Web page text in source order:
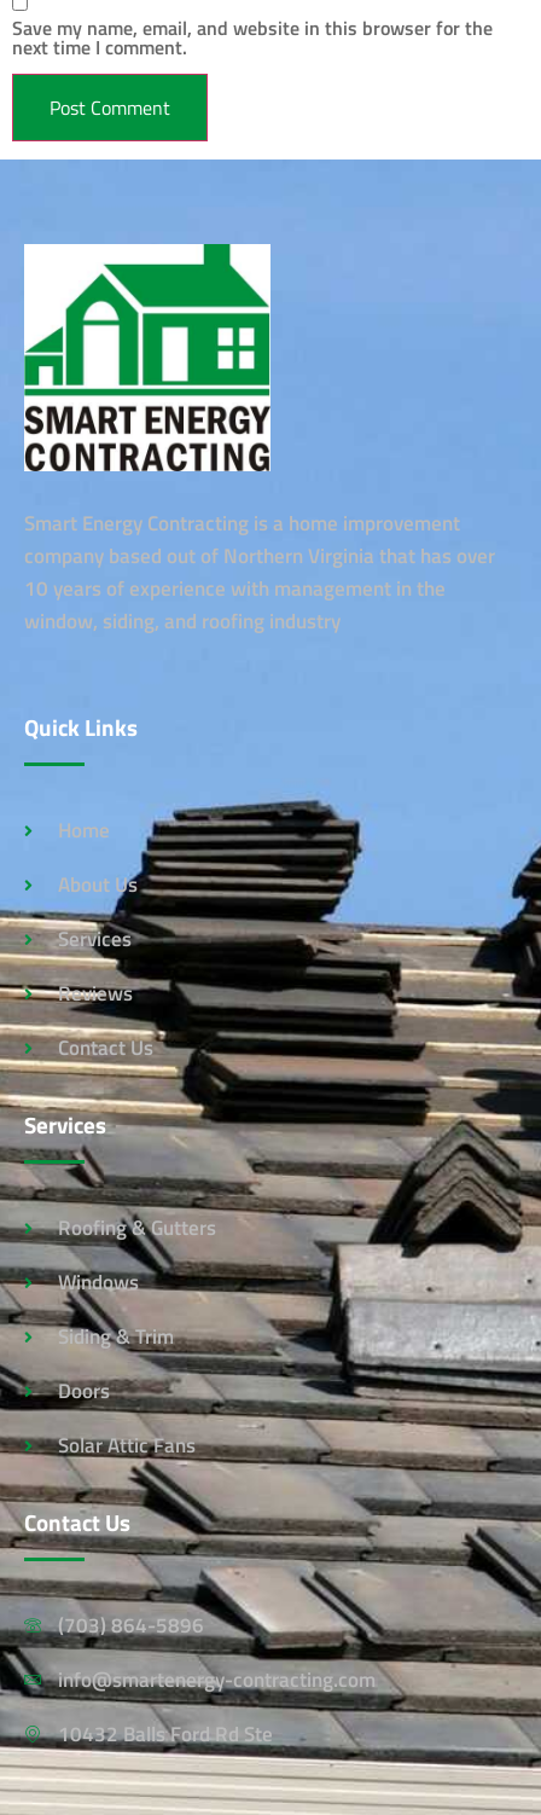
Save my name, email, and website in this browser for the
next time I comment.
Smart Energy Contracting is a home improvement
company based out of Northern Virginia that has over
10 years of experience with management in the
window, siding, and roofing industry
Quick Links
Home
About Us
Services
Reviews
Contact Us
Services
Roofing & Gutters
Windows
Siding & Trim
Doors
Solar Attic Fans
Contact Us
(703) 864-5896
info@smartenergy-contracting.com
10432 Balls Ford Rd Ste